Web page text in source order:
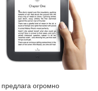
огромно